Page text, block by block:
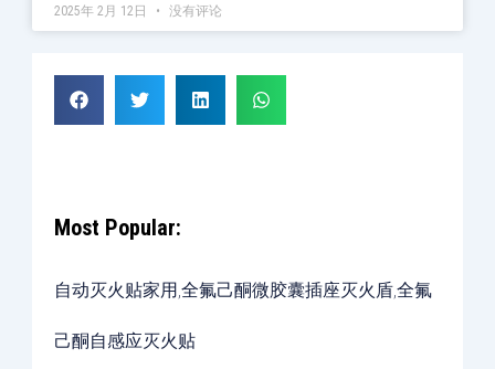
2025年 2月 12日 没有评论
Most Popular:
自动灭火贴家用,全氟己酮微胶囊插座灭火盾,全氟
己酮自感应灭火贴